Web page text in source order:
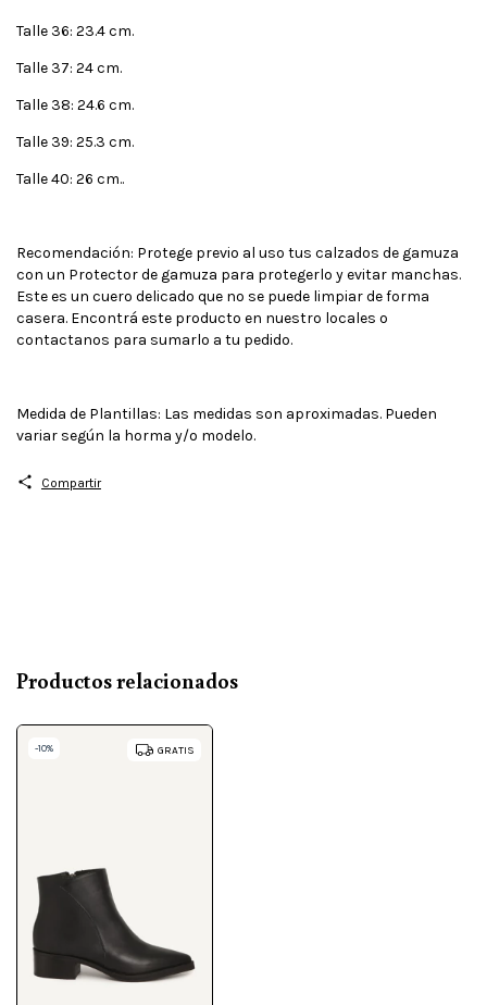
Talle 36: 23.4 cm.
Talle 37: 24 cm.
Talle 38: 24.6 cm.
Talle 39: 25.3 cm.
Talle 40: 26 cm..
Recomendación: Protege previo al uso tus calzados de gamuza
con un Protector de gamuza para protegerlo y evitar manchas.
Este es un cuero delicado que no se puede limpiar de forma
casera. Encontrá este producto en nuestro locales o
contactanos para sumarlo a tu pedido.
Medida de Plantillas: Las medidas son aproximadas. Pueden
variar según la horma y/o modelo.
Compartir
Productos relacionados
GRATIS
-10%